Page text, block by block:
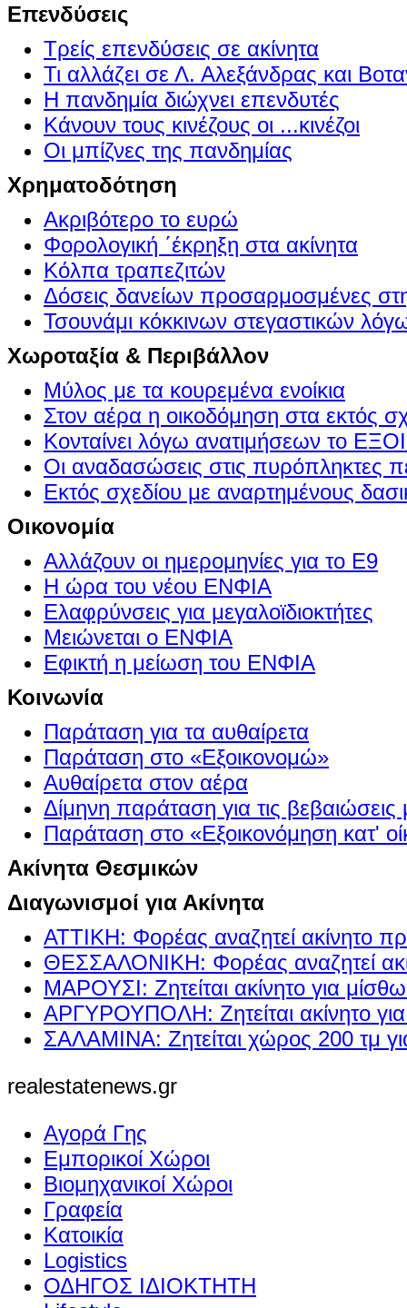
Επενδύσεις
Τρείς επενδύσεις σε ακίνητα
Τι αλλάζει σε Λ. Αλεξάνδρας και
Η πανδημία διώχνει επενδυτές
Κάνουν τους κινέζους οι ...κινέζοι
Οι μπίζνες της πανδημίας
Χρηματοδότηση
Ακριβότερο το ευρώ
Φορολογική ΄έκρηξη στα ακίνητα
Κόλπα τραπεζιτών
Δόσεις δανείων προσαρμοσμένες
Τσουνάμι κόκκινων στεγαστικών
Χωροταξία & Περιβάλλον
Μύλος με τα κουρεμένα ενοίκια
Στον αέρα η οικοδόμηση στα εκτός
Κονταίνει λόγω ανατιμήσεων το
Οι αναδασώσεις στις πυρόπληκτες
Εκτός σχεδίου με αναρτημένους
Οικονομία
Αλλάζουν οι ημερομηνίες για το Ε9
Η ώρα του νέου ΕΝΦΙΑ
Ελαφρύνσεις για μεγαλοϊδιοκτήτες
Μειώνεται ο ΕΝΦΙΑ
Εφικτή η μείωση του ΕΝΦΙΑ
Κοινωνία
Παράταση για τα αυθαίρετα
Παράταση στο «Εξοικονομώ»
Αυθαίρετα στον αέρα
Δίμηνη παράταση για τις βεβαιώσεις
Παράταση στο «Εξοικονόμηση κατ'
Ακίνητα Θεσμικών
Διαγωνισμοί για Ακίνητα
ΑΤΤΙΚΗ: Φορέας αναζητεί ακίνητο
ΘΕΣΣΑΛΟΝΙΚΗ: Φορέας αναζητεί
ΜΑΡΟΥΣΙ: Ζητείται ακίνητο για
ΑΡΓΥΡΟΥΠΟΛΗ: Ζητείται ακίνητο
ΣΑΛΑΜΙΝΑ: Ζητείται χώρος 200 τμ
realestatenews.gr
Αγορά Γης
Εμπορικοί Χώροι
Βιομηχανικοί Χώροι
Γραφεία
Κατοικία
Logistics
ΟΔΗΓΟΣ ΙΔΙΟΚΤΗΤΗ